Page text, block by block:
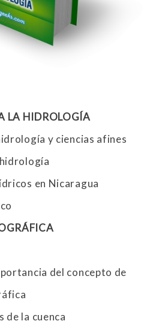
LA HIDROLOGÍA
y ciencias afines
en Nicaragua
del concepto de
de la cuenca